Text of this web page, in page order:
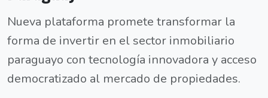
Nueva plataforma promete transformar la
forma de invertir en el sector inmobiliario
paraguayo con tecnología innovadora y acceso
democratizado al mercado de propiedades.